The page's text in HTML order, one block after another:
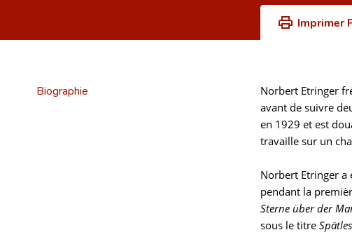
Imprimer
Biographie
Norbert Etringer
avant de suivre
en 1929 et est
travaille sur un
Norbert Etringer a
pendant la
Sterne über der
sous le titre